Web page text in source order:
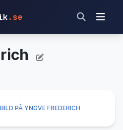
.se
PÅ YNGVE FREDERICH